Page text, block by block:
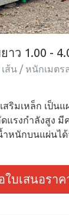
ว 1.00 -
ส้น / หนักเมตร
ริมเหล็ก เป็น
แรงกำลังสูง มี
ำหนักบนแผ่นไ
บเสนอราค